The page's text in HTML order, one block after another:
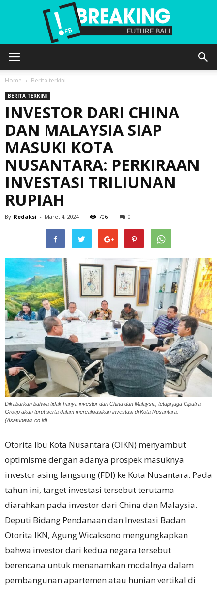
Bali
Home Berita terkini
BERITA TERKINI
INVESTOR DARI CHINA
DAN MALAYSIA SIAP
MASUKI KOTA
NUSANTARA: PERKIRAAN
INVESTASI TRILIUNAN
RUPIAH
By Redaksi - Maret 4, 2024 706 0
Dikabarkan bahwa tidak hanya investor dari China dan Malaysia, tetapi juga Ciputra
Group akan turut serta dalam merealisasikan investasi di Kota Nusantara.
(Asatunews.co.id)
Otorita Ibu Kota Nusantara (OIKN) menyambut
optimisme dengan adanya prospek masuknya
investor asing langsung (FDI) ke Kota Nusantara. Pada
tahun ini, target investasi tersebut terutama
diarahkan pada investor dari China dan Malaysia.
Deputi Bidang Pendanaan dan Investasi Badan
Otorita IKN, Agung Wicaksono mengungkapkan
bahwa investor dari kedua negara tersebut
berencana untuk menanamkan modalnya dalam
pembangunan apartemen atau hunian vertikal di